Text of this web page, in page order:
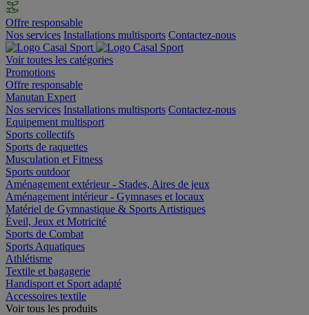
Offre responsable
Nos services Installations multisports Contactez-nous
Voir toutes les catégories
Promotions
Offre responsable
Manutan Expert
Nos services Installations multisports Contactez-nous
Equipement multisport
Sports collectifs
Sports de raquettes
Musculation et Fitness
Sports outdoor
Aménagement extérieur - Stades, Aires de jeux
Aménagement intérieur - Gymnases et locaux
Matériel de Gymnastique & Sports Artistiques
Éveil, Jeux et Motricité
Sports de Combat
Sports Aquatiques
Athlétisme
Textile et bagagerie
Handisport et Sport adapté
Accessoires textile
Voir tous les produits